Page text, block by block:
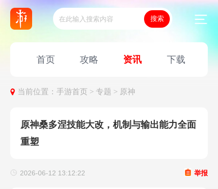
首页 攻略 资讯 下载
当前位置：手游首页 >专题 > 原神
原神桑多涅技能大改，机制与输出能力全面
重塑
2026-06-12 13:12:22 举报